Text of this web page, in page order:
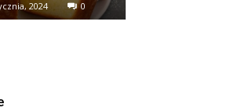
2024 0